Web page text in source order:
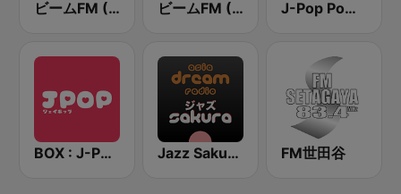
ビームFM (Beam FM) ビームFM (Beam FM) - Adult Hits J-Pop Powerplay Kawaii
BOX : J-POP Radio - ジェイポップ 無線 Jazz Sakura - asia DREAM radio FM世田谷